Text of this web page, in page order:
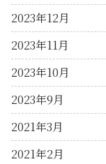
2023年12月
2023年11月
2023年10月
2023年9月
2021年3月
2021年2月